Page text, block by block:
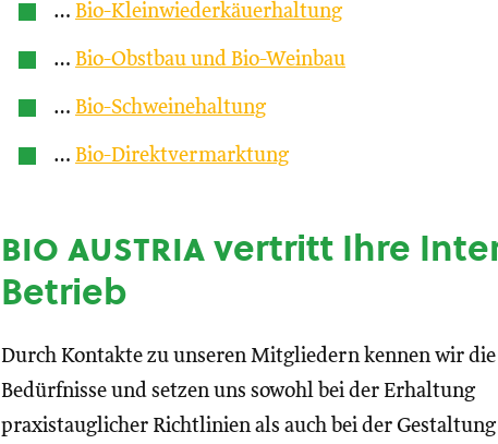
… Bio-Kleinwiederkäuerhaltung
… Bio-Obstbau und Bio-Weinbau
… Bio-Schweinehaltung
… Bio-Direktvermarktung
bio austriavertritt Ihre
Betrieb
Durch Kontakte zu unseren Mitgliedern kennen wir die
Bedürfnisse und setzen uns sowohl bei der Erhaltung
praxistauglicher Richtlinien als auch bei der Gestaltung